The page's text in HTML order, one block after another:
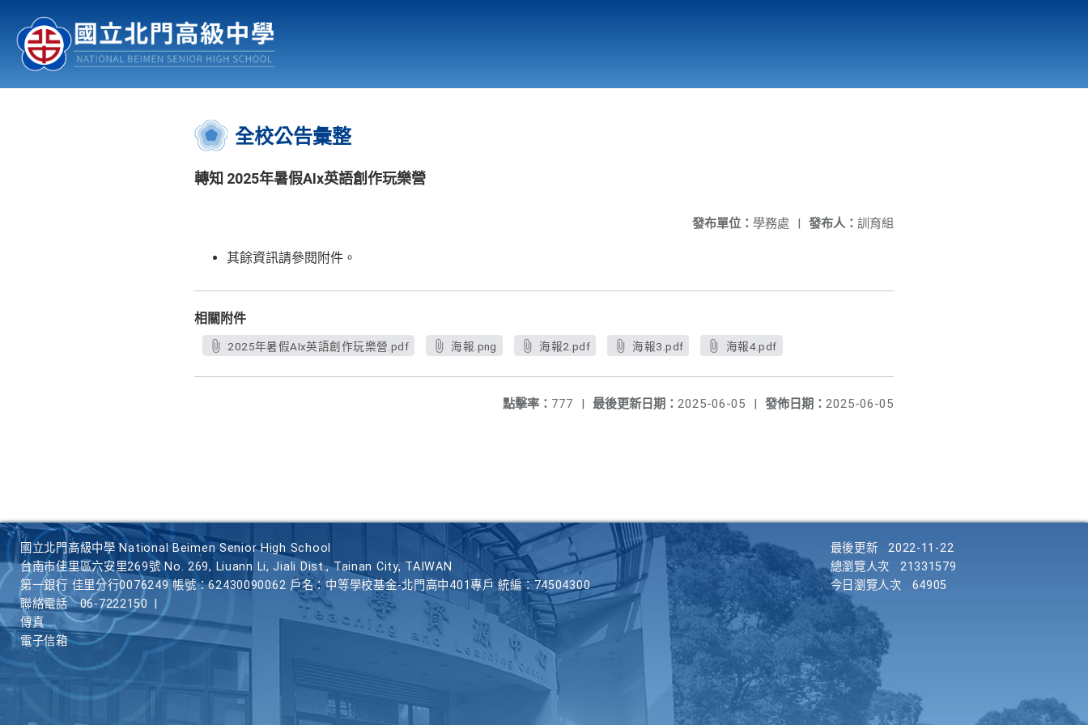
認識北中 行事曆
:::
全校公告彙整
轉知 2025年暑假AIx英語創作玩樂營
發布人： 訓育組
發布單位： 學務處 |
其餘資訊請參閱附件。
相關附件
2025年暑假AIx英語創作玩樂營.pdf 海報.png 海報2.pdf 海報3.pdf 海報4.pdf
發佈日期： 2025-06-05
最後更新日期： 2025-06-05 |
點擊率： 777 |
國立北門高級中學 National Beimen Senior High School
台南市佳里區六安里269號 No. 269, Liuann Li, Jiali Dist., Tainan City, TAIWAN
第一銀行 佳里分行0076249 帳號：62430090062 戶名：中等學校基金-北門高中401專戶 統編：74504300
聯絡電話
06-7222150
傳真
電子信箱
最後更新
2022-11-22
總瀏覽人次
21331579
今日瀏覽人次
64905